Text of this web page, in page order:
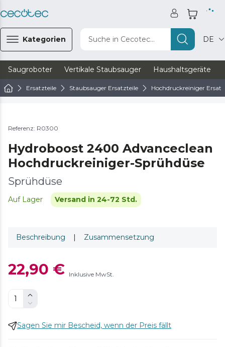
Kategorien Suche in Cecotec... DE
Saugroboter Vertikale Staubsauger Haushaltsgeräte
Ersatzteile Staubsauger Ersatzteile Hochdruckreiniger
Referenz: R0300
Hydroboost 2400 Advanceclean
Hochdruckreiniger-Sprühdüse
Sprühdüse
Auf Lager Versand in 24-72 Std.
Beschreibung | Zusammensetzung
22,90 € Inklusive MwSt.
Sagen Sie mir Bescheid, wenn der Preis fällt